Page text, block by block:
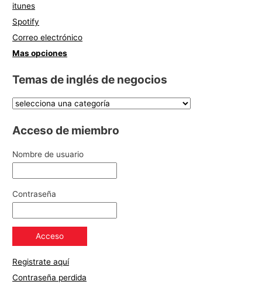
itunes
Spotify
Correo electrónico
Mas opciones
Temas de inglés de negocios
Acceso de miembro
Nombre de usuario
Contraseña
Registrate aquí
Contraseña perdida